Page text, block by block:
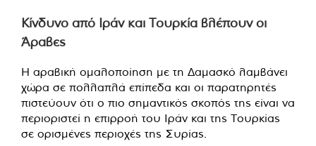
Κίνδυνο από Ιράν και Τουρκία βλέπουν οι
Άραβες
Η αραβική ομαλοποίηση με τη Δαμασκό λαμβάνει
χώρα σε πολλαπλά επίπεδα και οι παρατηρητές
πιστεύουν ότι ο πιο σημαντικός σκοπός της είναι να
περιοριστεί η επιρροή του Ιράν και της Τουρκίας
σε ορισμένες περιοχές της Συρίας.